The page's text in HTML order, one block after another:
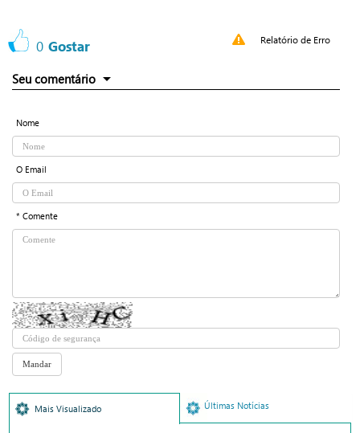
0 Gostar Relatório de Erro
Seu comentário
Nome
O Email
* Comente
Mais Visualizado Últimas Notícias